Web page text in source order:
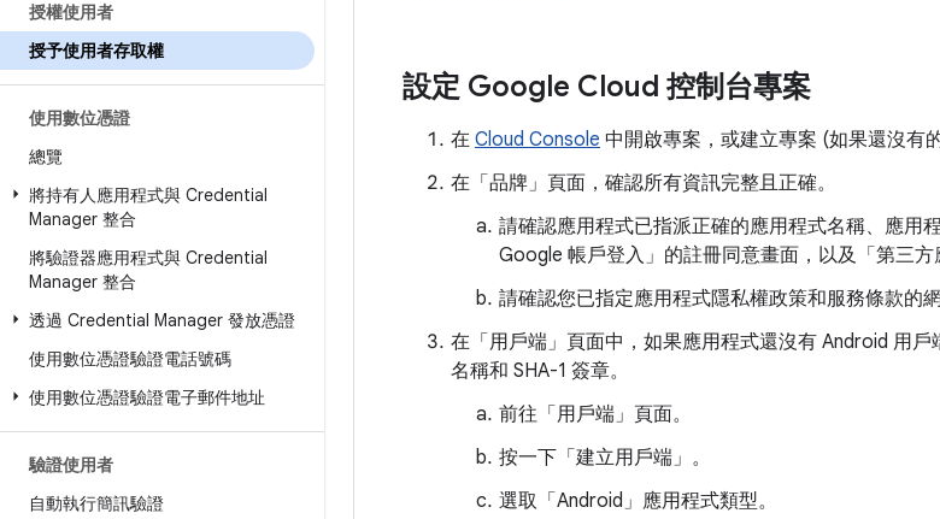
授權使用者
授予使用者存取權
使用數位憑證
總覽
將持有人應用程式與 Credential
Manager 整合
將驗證器應用程式與 Credential
Manager 整合
透過 Credential Manager 發放憑證
使用數位憑證驗證電話號碼
使用數位憑證驗證電子郵件地址
驗證使用者
自動執行簡訊驗證
設定 Google Cloud 控制台專案
在 Cloud Console 中開啟專案，或建立專案 (如果還沒有的
在「品牌」頁面 ，確認所有資訊完整且正確。
請確認應用程式已指派正確的應用程式名稱、應用
Google 帳戶登入」的註冊同意畫面，以及「第三方
請確認您已指定應用程式隱私權政策和服務條款的網
在「用戶端」 頁面中，如果應用程式還沒有 Android 用
名稱和 SHA-1 簽章。
前往「用戶端」頁面。
按一下「建立用戶端」 。
選取「Android」 應用程式類型。